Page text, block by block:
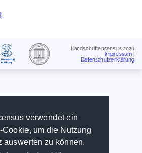
verwendet ein
um die Nutzung
auswerten zu können.
Handschriftencensus 2026
Impressum
Datenschutzerklärung